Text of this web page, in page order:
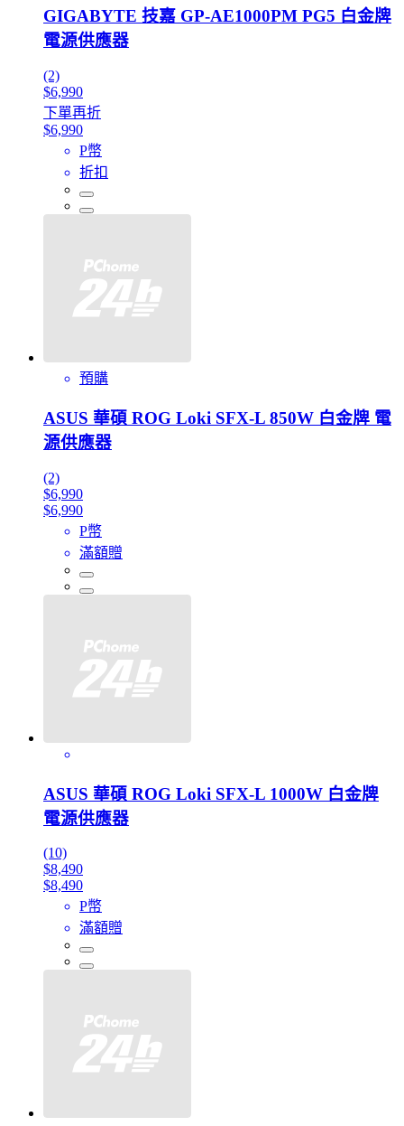
GIGABYTE 技嘉 GP-AE1000PM PG5 白金牌
電源供應器
(2)
$6,990
下單再折
$6,990
P幣
折扣
預購
ASUS 華碩 ROG Loki SFX-L 850W 白金牌 電
源供應器
(2)
$6,990
$6,990
P幣
滿額贈
ASUS 華碩 ROG Loki SFX-L 1000W 白金牌
電源供應器
(10)
$8,490
$8,490
P幣
滿額贈